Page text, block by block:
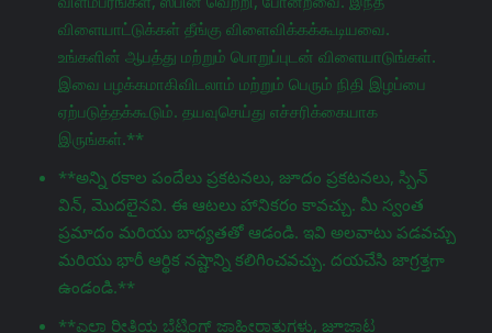
விளையாட்டுக்கள் தீங்கு விளைவிக்கக்கூடியவை.
உங்களின் ஆபத்து மற்றும் பொறுப்புடன் விளையாடுங்கள்.
இவை பழக்கமாகிவிடலாம் மற்றும் பெரும் நிதி இழப்பை
ஏற்படுத்தக்கூடும். தயவுசெய்து எச்சரிக்கையாக
இருங்கள்.**
**అన్ని రకాల పందేలు ప్రకటనలు, జూదం ప్రకటనలు, స్పిన్
విన్, మొదలైనవి. ఈ ఆటలు హానికరం కావచ్చు. మీ స్వంత
ప్రమాదం మరియు బాధ్యతతో ఆడండి. ఇవి అలవాటు పడవచ్చు
మరియు భారీ ఆర్థిక నష్టాన్ని కలిగించవచ్చు. దయచేసి జాగ్రತ್ತగా
ఉండండి.**
**ಎಲ್ಲಾ ರೀತಿಯ ಬೆಟ್ಟಿಂಗ್ ಜಾಹೀರಾತುಗಳು, జూಜಾಟ